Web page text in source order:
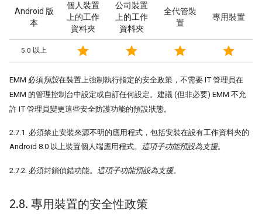
Android 版
本
個人裝置
上的工作
資料夾
公司裝置
上的工作
資料夾
全代管裝
置
專用裝置
5.0 以上 star star star star
EMM 必須預設在裝置上強制執行指定的安全政策，不需要 IT 管理員在
EMM 的管理控制台中設定或自訂任何設定。建議 (但非必要) EMM 不允
許 IT 管理員變更這些安全防護功能的預設狀態。
2.7.1. 必須禁止安裝來源不明的應用程式，包括安裝在設有工作資料夾的
Android 8.0 以上裝置個人端應用程式。 這項子功能預設為支援。
2.7.2. 必須封鎖偵錯功能。 這項子功能預設為支援。
2.8. 專用裝置的安全性政策